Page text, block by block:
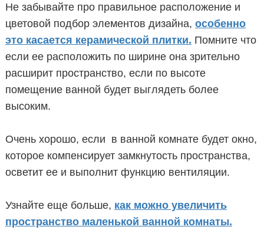
Не забывайте про правильное расположение и
цветовой подбор элементов дизайна, особенно
это касается керамической плитки. Помните что
если ее расположить по ширине она зрительно
расширит пространство, если по высоте
помещение ванной будет выглядеть более
высоким.
Очень хорошо, если в ванной комнате будет окно,
которое компенсирует замкнутость пространства,
осветит ее и выполнит функцию вентиляции.
Узнайте еще больше, как можно увеличить
пространство маленькой ванной комнаты.